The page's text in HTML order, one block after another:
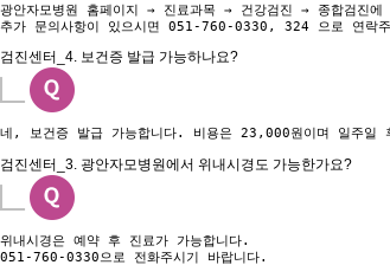
광안자모병원 홈페이지 → 진료과목 → 건강검진 → 종합검진
추가 문의사항이 있으시면 051-760-0330, 324 으로 연락주
검진센터_4. 보건증 발급 가능하나요?
네, 보건증 발급 가능합니다. 비용은 23,000원이며 일주일
검진센터_3. 광안자모병원에서 위내시경도 가능한가요?
위내시경은 예약 후 진료가 가능합니다.
051-760-0330으로 전화주시기 바랍니다.